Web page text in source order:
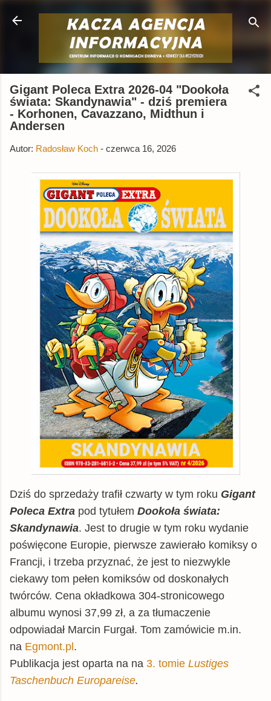
Przejdź do głównej zawartości
Gigant Poleca Extra 2026-04 "Dookoła
świata: Skandynawia" - dziś premiera
- Korhonen, Cavazzano, Midthun i
Andersen
Autor: Radosław Koch - czerwca 16, 2026
Dziś do sprzedaży trafił czwarty w tym roku Gigant
Poleca Extra pod tytułem Dookoła świata:
Skandynawia. Jest to drugie w tym roku wydanie
poświęcone Europie, pierwsze zawierało komiksy o
Francji, i trzeba przyznać, że jest to niezwykle
ciekawy tom pełen komiksów od doskonałych
twórców. Cena okładkowa 304-stronicowego
albumu wynosi 37,99 zł, a za tłumaczenie
odpowiadał Marcin Furgał. Tom zamówicie m.in.
na Egmont.pl.
Publikacja jest oparta na na 3. tomie Lustiges
Taschenbuch Europareise.